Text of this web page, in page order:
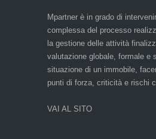
Mpartner è in grado di
complessa del processo
la gestione delle attività
valutazione globale, formale e
situazione di un immobile,
punti di forza, criticità e rischi
VAI AL SITO